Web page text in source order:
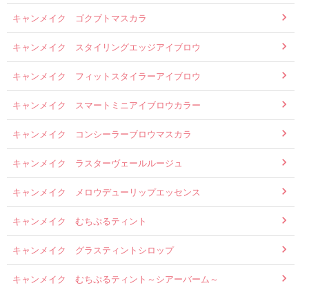
キャンメイク ゴクブトマスカラ
キャンメイク スタイリングエッジアイブロウ
キャンメイク フィットスタイラーアイブロウ
キャンメイク スマートミニアイブロウカラー
キャンメイク コンシーラーブロウマスカラ
キャンメイク ラスターヴェールルージュ
キャンメイク メロウデューリップエッセンス
キャンメイク むちぷるティント
キャンメイク グラスティントシロップ
キャンメイク むちぷるティント～シアーバーム～